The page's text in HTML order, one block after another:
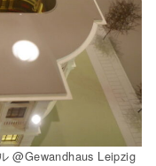
@Gewandhaus Leipzig